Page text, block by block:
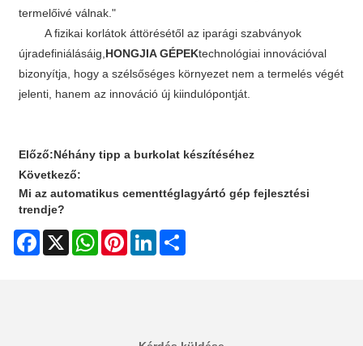
termelőivé válnak."
A fizikai korlátok áttörésétől az iparági szabványok
újradefiniálásáig, HONGJIA GÉPEKtechnológiai innovációval
bizonyítja, hogy a szélsőséges környezet nem a termelés végét
jelenti, hanem az innováció új kiindulópontját.
Előző:Néhány tipp a burkolat készítéséhez
Következő:
Mi az automatikus cementtéglagyártó gép fejlesztési
trendje?
Facebook
X WhatsAppPinterestLinkedIn